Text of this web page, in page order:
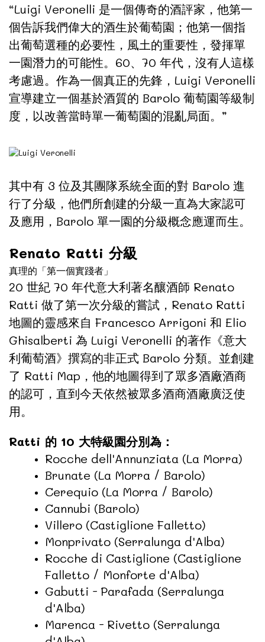
“Luigi Veronelli 是一個傳奇的酒評家，他第一
個告訴我們偉大的酒生於葡萄園；他第一個指
出葡萄選種的必要性，風土的重要性，發揮單
一園潛力的可能性。60、70 年代，沒有人這樣
考慮過。作為一個真正的先鋒，Luigi Veronelli
宣導建立一個基於酒質的 Barolo 葡萄園等級制
度，以改善當時單一葡萄園的混亂局面。”
其中有 3 位及其團隊系統全面的對 Barolo 進
行了分級，他們所創建的分級一直為大家認可
及應用，Barolo 單一園的分級概念應運而生。
Renato Ratti 分級
真理的「第一個實踐者」
20 世紀 70 年代意大利著名釀酒師 Renato
Ratti 做了第一次分級的嘗試，Renato Ratti
地圖的靈感來自 Francesco Arrigoni 和 Elio
Ghisalberti 為 Luigi Veronelli 的著作《意大
利葡萄酒》撰寫的非正式 Barolo 分類。並創建
了 Ratti Map，他的地圖得到了眾多酒廠酒商
的認可，直到今天依然被眾多酒商酒廠廣泛使
用。
Ratti 的 10 大特級園分別為：
Rocche dell'Annunziata (La Morra)
Brunate (La Morra / Barolo)
Cerequio (La Morra / Barolo)
Cannubi (Barolo)
Villero (Castiglione Falletto)
Monprivato (Serralunga d'Alba)
Rocche di Castiglione (Castiglione
Falletto / Monforte d'Alba)
Gabutti - Parafada (Serralunga
d'Alba)
Marenca - Rivetto (Serralunga